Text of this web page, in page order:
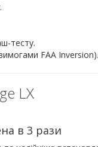
тесту.
FAA Inversion).
LX
в 3 рази